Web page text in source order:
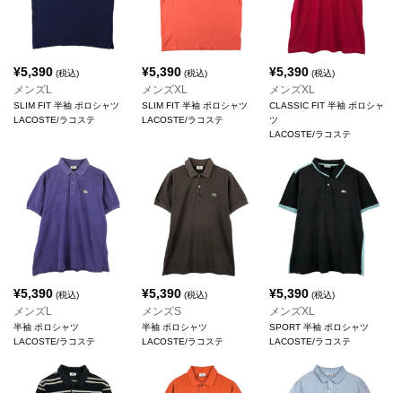
¥5,390 (税込)
メンズL
SLIM FIT 半袖 ポロシャツ
LACOSTE/ラコステ
¥5,390(税込)
メンズXL
SLIM FIT 半袖 ポロシャツ
LACOSTE/ラコステ
¥5,390 (税込)
メンズXL
CLASSIC FIT 半袖 ポロシャ
ツ
LACOSTE/ラコステ
¥5,390 (税込)
メンズL
半袖 ポロシャツ
LACOSTE/ラコステ
¥5,390(税込)
メンズS
半袖 ポロシャツ
LACOSTE/ラコステ
¥5,390 (税込)
メンズXL
SPORT 半袖 ポロシャツ
LACOSTE/ラコステ